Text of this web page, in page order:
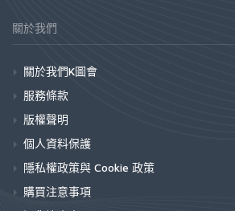
關於我們
關於我們K圖會
服務條款
版權聲明
個人資料保護
隱私權政策與 Cookie 政策
購買注意事項